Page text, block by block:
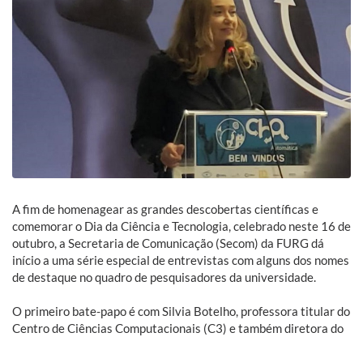
A fim de homenagear as grandes descobertas científicas e
comemorar o Dia da Ciência e Tecnologia, celebrado neste 16 de
outubro, a Secretaria de Comunicação (Secom) da FURG dá
início a uma série especial de entrevistas com alguns dos nomes
de destaque no quadro de pesquisadores da universidade.
O primeiro bate-papo é com Silvia Botelho, professora titular do
Centro de Ciências Computacionais (C3) e também diretora do